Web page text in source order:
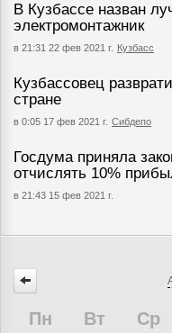
В Кузбассе назван
электромонтажник
в 21:31 22 фев 2021 г. Кузбасс
Кузбассовец
стране
в 0:05 17 фев 2021 г. Сибдепо
Госдума приняла
отчислять 10%
в 21:43 15 фев 2021 г.
Пн Вт Ср